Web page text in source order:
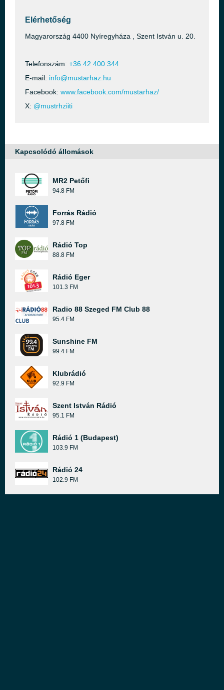
Elérhetőség
Magyarország 4400 Nyíregyháza , Szent István u. 20.
Telefonszám: +36 42 400 344
E-mail: info@mustarhaz.hu
Facebook: www.facebook.com/mustarhaz/
X: @mustrhziiti
Kapcsolódó állomások
MR2 Petőfi
94.8 FM
Forrás Rádió
97.8 FM
Rádió Top
88.8 FM
Rádió Eger
101.3 FM
Radio 88 Szeged FM Club 88
95.4 FM
Sunshine FM
99.4 FM
Klubrádió
92.9 FM
Szent István Rádió
95.1 FM
Rádió 1 (Budapest)
103.9 FM
Rádió 24
102.9 FM